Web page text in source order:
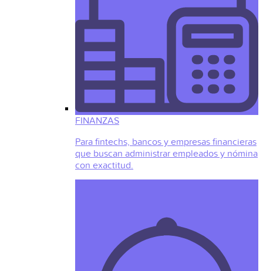
FINANZAS
Para fintechs, bancos y empresas financieras
que buscan administrar empleados y nómina
con exactitud.